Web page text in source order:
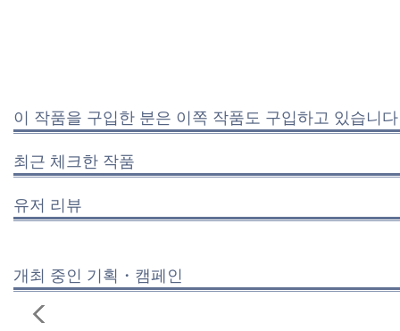
이 작품을 구입한 분은 이쪽 작품도 구입하고 있습니다
최근 체크한 작품
유저 리뷰
개최 중인 기획・캠페인